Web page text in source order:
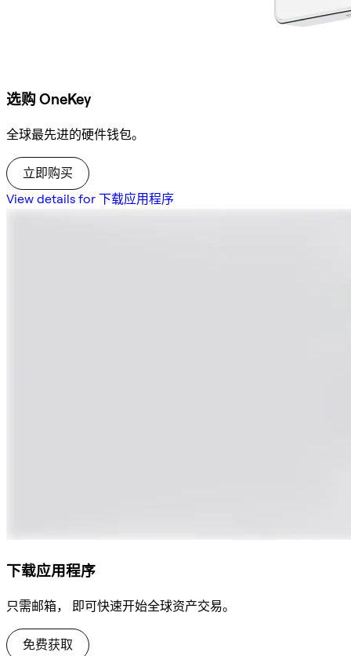
选购 OneKey
全球最先进的硬件钱包。
立即购买
View details for 下载应用程序
下载应用程序
只需邮箱， 即可快速开始全球资产交易。
免费获取